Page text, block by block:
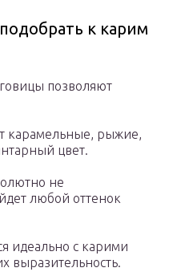
к карим
позволяют
карамельные, рыжие,
цвет.
не
любой оттенок
идеально с карими
выразительность.